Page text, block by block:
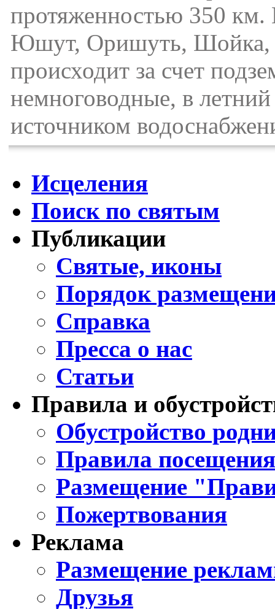
протяженностью 350
Юшут, Оришуть, Шойка,
происходит за счет
немноговодные, в
источником
Исцеления
Поиск по святым
Публикации
Святые, иконы
Порядок
Справка
Пресса о нас
Статьи
Правила и
Обустройство
Правила
Размещение
Пожертвования
Реклама
Размещение
Друзья